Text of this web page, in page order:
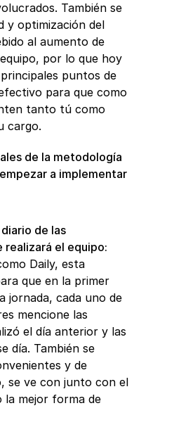
También se
y optimización del
al aumento de
por lo que hoy
puntos de
para que como
tanto tú como
cargo.
de la metodología
a implementar
de las
Daily, esta
que en la primer
jornada, cada uno de
mencione las
el día anterior y las
día. También se
y de
se ve con junto con el
la mejor forma de